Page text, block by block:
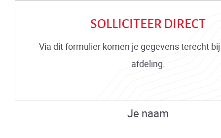
SOLLICITEER DIRECT
Via dit formulier komen je gegevens terecht bij
afdeling.
Je naam